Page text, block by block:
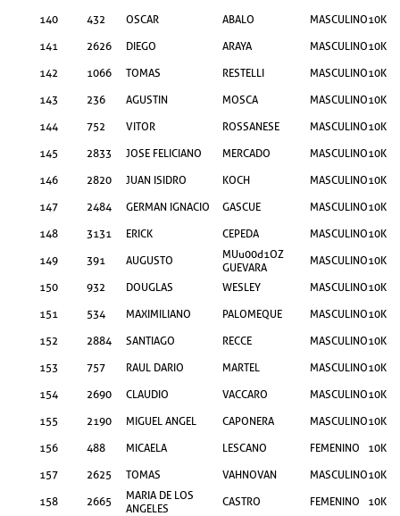
140
432 OSCAR ABALO MASCULINO10KM
141
2626 DIEGO ARAYA MASCULINO10KM
142
1066 TOMAS RESTELLI MASCULINO10KM
143
236 AGUSTIN MOSCA MASCULINO10KM
144
752 VITOR ROSSANESE MASCULINO10KM
145
2833 JOSE FELICIANO MERCADO MASCULINO10KM
146
2820 JUAN ISIDRO KOCH MASCULINO10KM
147
2484 GERMAN IGNACIO GASCUE MASCULINO10KM
148
3131 ERICK CEPEDA MASCULINO10KM
149
391 AUGUSTO
MUu00d1OZ
GUEVARA
MASCULINO10KM
150
932 DOUGLAS WESLEY MASCULINO10KM
151
534 MAXIMILIANO PALOMEQUE MASCULINO10KM
152
2884 SANTIAGO RECCE MASCULINO10KM
153
757 RAUL DARIO MARTEL MASCULINO10KM
154
2690 CLAUDIO VACCARO MASCULINO10KM
155
2190 MIGUEL ANGEL CAPONERA MASCULINO10KM
156
488 MICAELA LESCANO FEMENINO
10KM
157
2625 TOMAS VAHNOVAN MASCULINO10KM
158
2665
MARIA DE LOS
ANGELES
CASTRO FEMENINO
10KM